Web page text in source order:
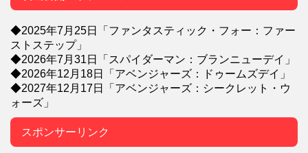
◆2025年7月25日「ファンタスティック・フォー：ファー
ストステップ」
◆2026年7月31日「スパイダーマン：ブランニューデイ」
◆2026年12月18日「アベンジャーズ：ドゥームズデイ」
◆2027年12月17日「アベンジャーズ：シークレット・ウ
ォーズ」
スポンサーリンク